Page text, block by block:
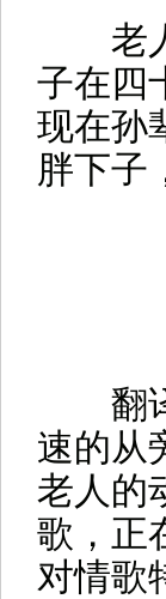
老人
子在四
现在孙
胖下子
翻译
速的从
老人的
歌，正
对情歌